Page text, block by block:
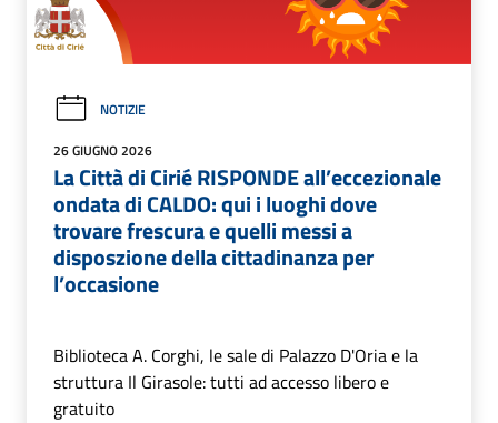
NOTIZIE
26 GIUGNO 2026
La Città di Cirié RISPONDE all’eccezionale
ondata di CALDO: qui i luoghi dove
trovare frescura e quelli messi a
disposzione della cittadinanza per
l’occasione
Biblioteca A. Corghi, le sale di Palazzo D'Oria e la
struttura Il Girasole: tutti ad accesso libero e
gratuito